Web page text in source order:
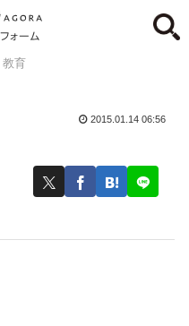
教育
2015.01.14 06:56